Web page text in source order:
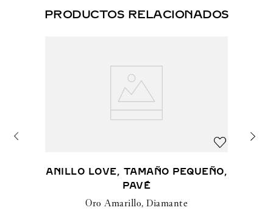
PRODUCTOS RELACIONADOS
ANILLO LOVE, TAMAÑO PEQUEÑO,
PAVÉ
Oro Amarillo, Diamante